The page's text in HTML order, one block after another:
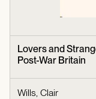
Lovers and
Post-War Britain
Wills, Clair